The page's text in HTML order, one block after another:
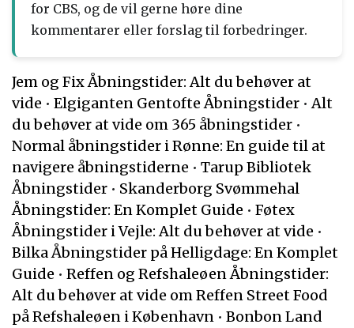
for CBS, og de vil gerne høre dine
kommentarer eller forslag til forbedringer.
Jem og Fix Åbningstider: Alt du behøver at
vide • Elgiganten Gentofte Åbningstider •Alt
du behøver at vide om 365 åbningstider •
Normal åbningstider i Rønne: En guide til at
navigere åbningstiderne • Tarup Bibliotek
Åbningstider • Skanderborg Svømmehal
Åbningstider: En Komplet Guide • Føtex
Åbningstider i Vejle: Alt du behøver at vide •
Bilka Åbningstider på Helligdage: En Komplet
Guide • Reffen og Refshaleøen Åbningstider:
Alt du behøver at vide om Reffen Street Food
på Refshaleøen i København • Bonbon Land